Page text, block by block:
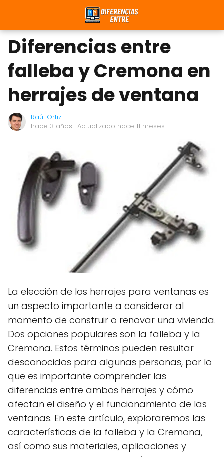
Diferencias entre
falleba y Cremona en
herrajes de ventana
Raúl Ortiz
hace 3 años · Actualizado hace 11 meses
La elección de los herrajes para ventanas es
un aspecto importante a considerar al
momento de construir o renovar una vivienda.
Dos opciones populares son la falleba y la
Cremona. Estos términos pueden resultar
desconocidos para algunas personas, por lo
que es importante comprender las
diferencias entre ambos herrajes y cómo
afectan el diseño y el funcionamiento de las
ventanas. En este artículo, exploraremos las
características de la falleba y la Cremona,
así como sus materiales, aplicaciones y